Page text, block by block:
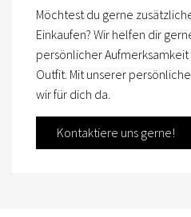
Möchtest du gerne
Einkaufen? Wir helfen dir
persönlicher
Outfit. Mit unserer
wir für dich da.
Kontaktiere uns gerne!